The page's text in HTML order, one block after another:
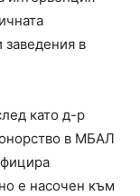
в
като д-р
в МБАЛ
е насочен към